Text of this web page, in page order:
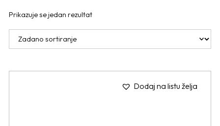
Prikazuje se jedan rezultat
Dodaj na listu želja